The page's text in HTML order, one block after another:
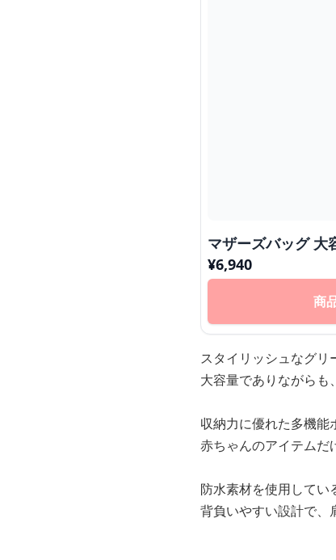
マザーズバッグ 大
¥6,940
商
スタイリッシュなグリ
大容量でありながらも
収納力に優れた多機能
赤ちゃんのアイテムだ
防水素材を使用してい
背負いやすい設計で、